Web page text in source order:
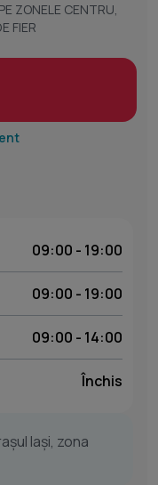
ZONELE CENTRU,
FIER
09:00 - 19:00
09:00 - 19:00
09:00 - 14:00
Închis
Iași, zona